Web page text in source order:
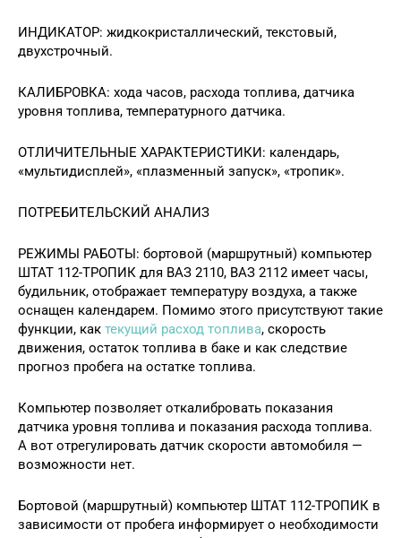
ИНДИКАТОР: жидкокристаллический, текстовый,
двухстрочный.
КАЛИБРОВКА: хода часов, расхода топлива, датчика
уровня топлива, температурного датчика.
ОТЛИЧИТЕЛЬНЫЕ ХАРАКТЕРИСТИКИ: календарь,
«мультидисплей», «плазменный запуск», «тропик».
ПОТРЕБИТЕЛЬСКИЙ АНАЛИЗ
РЕЖИМЫ РАБОТЫ: бортовой (маршрутный) компьютер
ШТАТ 112-ТРОПИК для ВАЗ 2110, ВАЗ 2112 имеет часы,
будильник, отображает температуру воздуха, а также
оснащен календарем. Помимо этого присутствуют такие
функции, как текущий расход топлива, скорость
движения, остаток топлива в баке и как следствие
прогноз пробега на остатке топлива.
Компьютер позволяет откалибровать показания
датчика уровня топлива и показания расхода топлива.
А вот отрегулировать датчик скорости автомобиля —
возможности нет.
Бортовой (маршрутный) компьютер ШТАТ 112-ТРОПИК в
зависимости от пробега информирует о необходимости